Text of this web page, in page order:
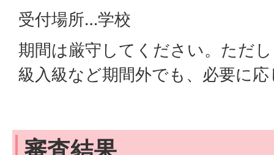
受付場所…学校
期間は厳守してください。ただ
級入級など期間外でも、必要に